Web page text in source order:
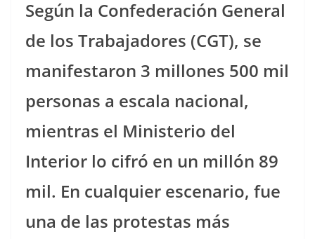
Según la Confederación General
de los Trabajadores (CGT), se
manifestaron 3 millones 500 mil
personas a escala nacional,
mientras el Ministerio del
Interior lo cifró en un millón 89
mil. En cualquier escenario, fue
una de las protestas más